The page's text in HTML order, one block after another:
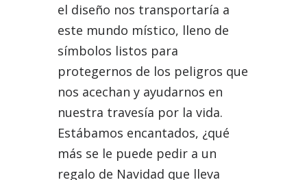
el diseño nos transportaría a
este mundo místico, lleno de
símbolos listos para
protegernos de los peligros que
nos acechan y ayudarnos en
nuestra travesía por la vida.
Estábamos encantados, ¿qué
más se le puede pedir a un
regalo de Navidad que lleva